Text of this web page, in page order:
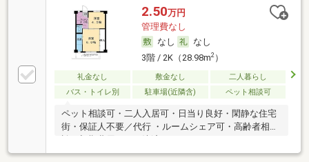
2.50万円
管理費なし
なし
なし
3階 / 2K（28.98m2）
礼金なし 敷金なし
二人暮らし
バス・トイレ別
駐車場(近隣含) ペット相談可
ペット相談可・二人入居可・日当り良好・閑静な住宅
街・保証人不要／代行 ・ルームシェア可・高齢者相